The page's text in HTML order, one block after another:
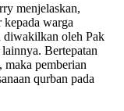
menjelaskan,
kepada warga
diwakilkan oleh Pak
Bertepatan
pemberian
qurban pada